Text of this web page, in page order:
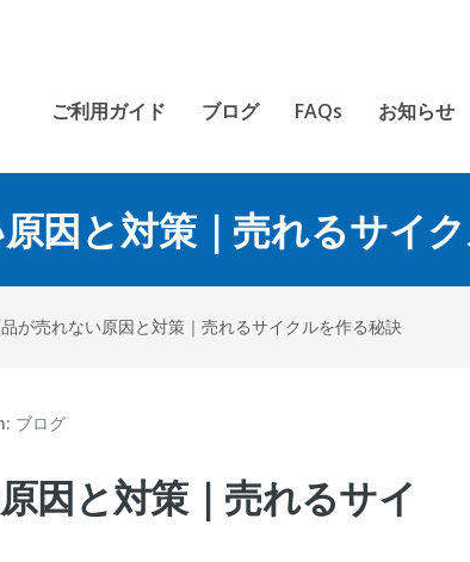
ご利用ガイド ブログ FAQs お知らせ
因と対策｜売れるサイ
が売れない原因と対策｜売れるサイクルを作る秘訣
ブログ
因と対策｜売れるサイ